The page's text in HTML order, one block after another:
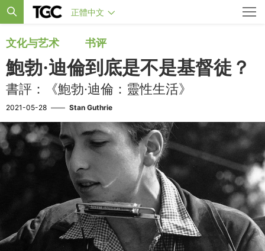
正體中文
文化与艺术 书评
鮑勃·迪倫到底是不是基督徒？
書評：《鮑勃·迪倫：靈性生活》
2021-05-28 —— Stan Guthrie